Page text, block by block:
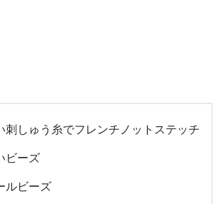
刺しゅう糸でフレンチノットステッチ
ビーズ
ルビーズ